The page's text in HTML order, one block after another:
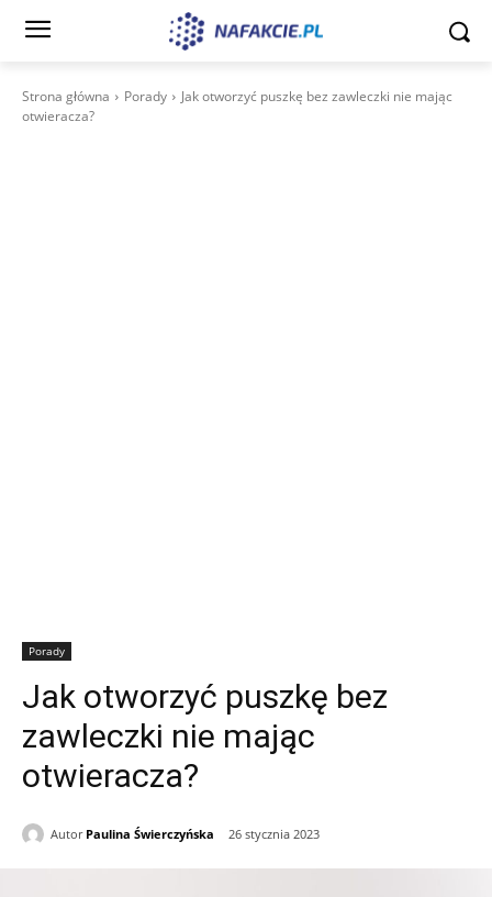
Strona główna Porady
Jak otworzyć puszkę bez zawleczki nie mając
otwieracza?
Porady
Jak otworzyć puszkę bez
zawleczki nie mając
otwieracza?
Autor Paulina Świerczyńska 26 stycznia 2023